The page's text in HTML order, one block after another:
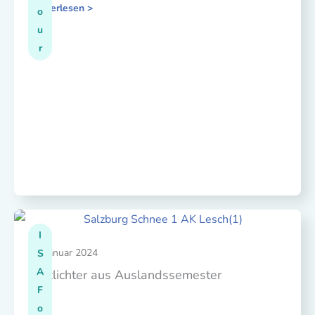
o
u
r
Weiterlesen >
I
S
A
F
o
05. Januar 2024
Blitzlichter aus Auslandssemester